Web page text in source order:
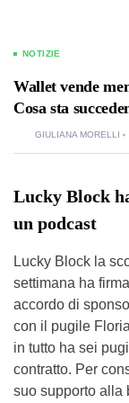
NOTIZIE
Wallet vende
Cosa sta
GIULIANA MORELLI
Lucky Block
un podcast
Lucky Block la
settimana ha
accordo di
con il pugile
in tutto ha sei
contratto. Per
suo supporto alla